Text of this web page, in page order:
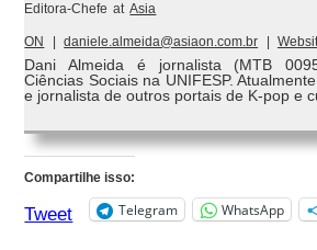
Editora-Chefe at Asia
ON daniele.almeida@asiaon.com.br
Dani Almeida é jornalista (MTB
Ciências Sociais na UNIFESP.
e jornalista de outros portais de K-pop e
Compartilhe isso:
Tweet Telegram WhatsApp